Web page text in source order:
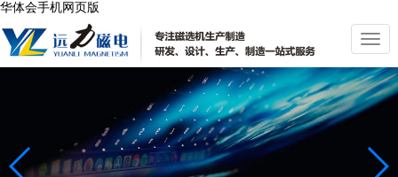
华体会手机网页版
切
换
导
航